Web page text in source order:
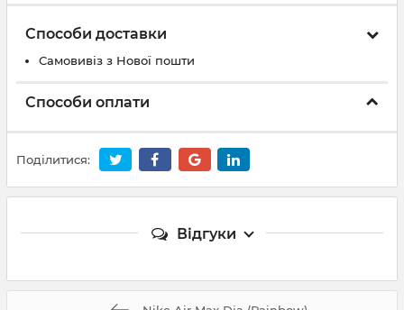
Способи доставки
Самовивіз з Нової пошти
Способи оплати
Поділитися:
Відгуки